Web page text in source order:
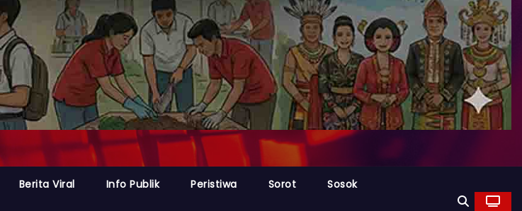
Berita Viral Info Publik Peristiwa Sorot Sosok